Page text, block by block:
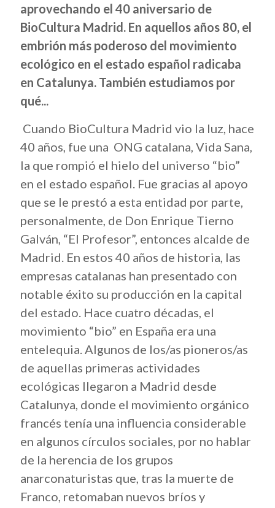
aprovechando el 40 aniversario de
BioCultura Madrid. En aquellos años 80, el
embrión más poderoso del movimiento
ecológico en el estado español radicaba
en Catalunya. También estudiamos por
qué...
Cuando BioCultura Madrid vio la luz, hace
40 años, fue una ONG catalana, Vida Sana,
la que rompió el hielo del universo “bio”
en el estado español. Fue gracias al apoyo
que se le prestó a esta entidad por parte,
personalmente, de Don Enrique Tierno
Galván, “El Profesor”, entonces alcalde de
Madrid. En estos 40 años de historia, las
empresas catalanas han presentado con
notable éxito su producción en la capital
del estado. Hace cuatro décadas, el
movimiento “bio” en España era una
entelequia. Algunos de los/as pioneros/as
de aquellas primeras actividades
ecológicas llegaron a Madrid desde
Catalunya, donde el movimiento orgánico
francés tenía una influencia considerable
en algunos círculos sociales, por no hablar
de la herencia de los grupos
anarconaturistas que, tras la muerte de
Franco, retomaban nuevos bríos y